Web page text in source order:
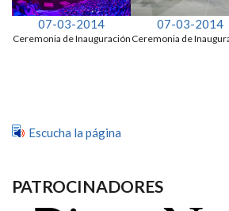
07-03-2014
Ceremonia de Inauguración
07-03-2014
Ceremonia de
Escucha la página
PATROCINADORES